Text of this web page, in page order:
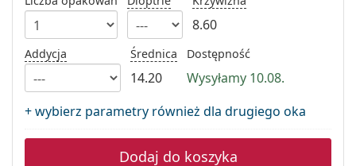
Precision
Total
8.60
Addycja Średnica
14.20
Dostępność
Wysyłamy 10.08.
+ wybierz parametry również dla drugiego oka
Dodaj do koszyka